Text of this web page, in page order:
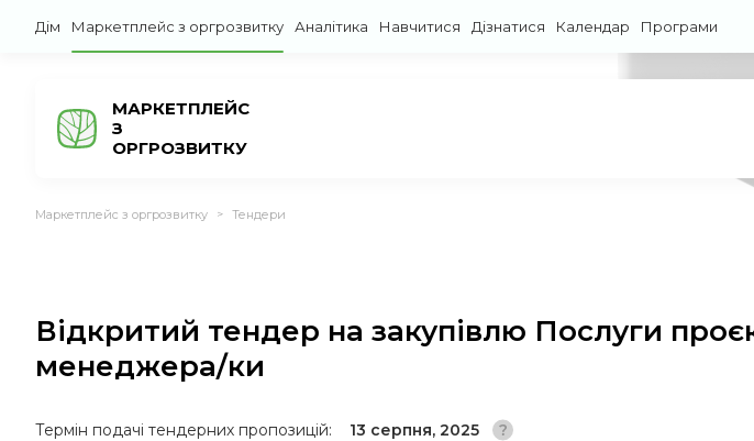
Дім Маркетплейс з оргрозвитку Аналітика Навчитися Дізнатися Календар Програми
МАРКЕТПЛЕЙС
З
ОРГРОЗВИТКУ
Маркетплейс з оргрозвитку > Тендери
Відкритий тендер на закупівлю Послуги
менеджера/ки
Термін подачі тендерних пропозицій: 13 серпня, 2025